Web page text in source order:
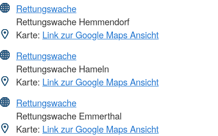
Rettungswache
Rettungswache Hemmendorf
Karte: Link zur Google Maps Ansicht
Rettungswache
Rettungswache Hameln
Karte: Link zur Google Maps Ansicht
Rettungswache
Rettungswache Emmerthal
Karte: Link zur Google Maps Ansicht